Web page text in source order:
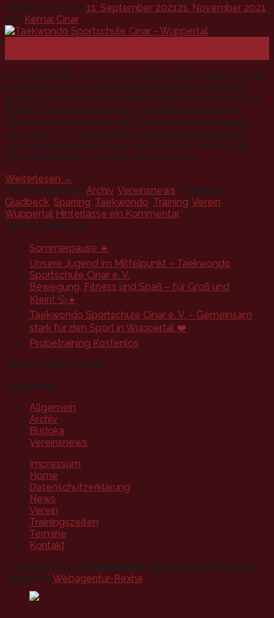
Veröffentlicht am 11. September 202121. November 2021
von Kemal Cinar
Foto:MEDIABEL/Fotoservice-Stefan Gottschalk. Ein paar
Impressionen vom heutigen Sparringstag in Gladbeck.
Gut gelaunt und hochmotiviert führten Süheda Nur Celik
& Ünal Özturk souverän durch die Veranstaltung. Im
Mittelpunkt stand heute der Nachwuchs der Kadetten
und Jugend. Für alle Sportler ein gelungenes und eine
gern angenommene Abwechslung in der turnierlosen
Zeit. Bei der NWTU stehen die Sportler […]
Weiterlesen →
Veröffentlicht am Archiv, Vereinsnews
Markiert
Gladbeck, Sparring, Taekwondo, Training, Verein,
Wuppertal Hinterlasse ein Kommentar
Neueste Beiträge
Sommerpause ☀️
Unsere Jugend im Mittelpunkt – Taekwondo
Sportschule Cinar e. V.
Bewegung, Fitness und Spaß – für Groß und
Klein! 💦☀️
Taekwondo Sportschule Cinar e. V. – Gemeinsam
stark für den Sport in Wuppertal ❤️
Probetraining Kostenlos
Neueste Kommentare
Kategorien
Allgemein
Archiv
Budoka
Vereinsnews
Impressum
Home
Datenschutzerklärung
News
Verein
Trainingszeiten
Termine
Kontakt
Copyright 2026 © Taekwondo Sportverein Cinar e.V.
Design byWebagentur-Rexha